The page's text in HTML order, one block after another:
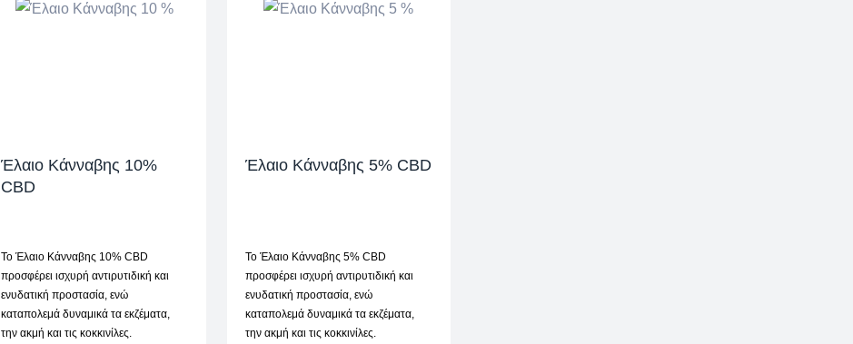
Έλαιο Κάνναβης 10%
CBD
Το Έλαιο Κάνναβης 10% CBD
προσφέρει ισχυρή αντιρυτιδική και
ενυδατική προστασία, ενώ
καταπολεμά δυναμικά τα εκζέματα,
την ακμή και τις κοκκινίλες.
Έλαιο Κάνναβης 5% CBD
Το Έλαιο Κάνναβης 5% CBD
προσφέρει ισχυρή αντιρυτιδική και
ενυδατική προστασία, ενώ
καταπολεμά δυναμικά τα εκζέματα,
την ακμή και τις κοκκινίλες.